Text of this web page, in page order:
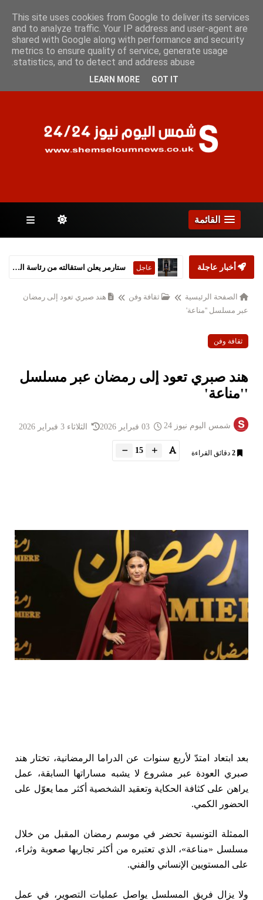
السبت 8 أغسطس 2026
الصفحات
القائمة
أخبار عاجلة عاجل ستارمر يعلن استقالته من رئاسة الحكومة البريطانية
الصفحة الرئيسية ثقافة وفن
هند صبري تعود إلى رمضان
عبر مسلسل ''مناعة'
ثقافة وفن
هند صبري تعود إلى رمضان عبر مسلسل
''مناعة'
شمس اليوم نيوز 24 الثلاثاء 3 فبراير 2026
2 دقائق القراءة 15
بعد ابتعاد امتدّ لأربع سنوات عن الدراما الرمضانية، تختار هند
صبري العودة عبر مشروع لا يشبه مساراتها السابقة، عمل
يراهن على كثافة الحكاية وتعقيد الشخصية أكثر مما يعوّل على
الحضور الكمي.
الممثلة التونسية تحضر في موسم رمضان المقبل من خلال
مسلسل «مناعة»، الذي تعتبره من أكثر تجاربها صعوبة وثراء،
على المستويين الإنساني والفني.
ولا يزال فريق المسلسل يواصل عمليات التصوير، في عمل
This site uses cookies from Google to deliver its services
and to analyze traffic. Your IP address and user-agent are
shared with Google along with performance and security
metrics to ensure quality of service, generate usage
statistics, and to detect and address abuse.
LEARN MORE GOT IT